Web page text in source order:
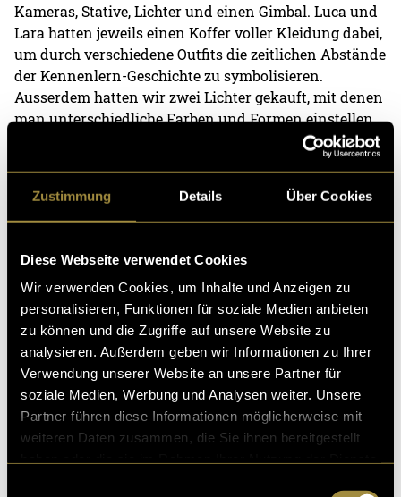
Zustimmung Details Über Cookies
Diese Webseite verwendet Cookies
Wir verwenden Cookies, um Inhalte und Anzeigen zu
personalisieren, Funktionen für soziale Medien anbieten
zu können und die Zugriffe auf unsere Website zu
analysieren. Außerdem geben wir Informationen zu Ihrer
Verwendung unserer Website an unsere Partner für
soziale Medien, Werbung und Analysen weiter. Unsere
Partner führen diese Informationen möglicherweise mit
weiteren Daten zusammen, die Sie ihnen bereitgestellt
Kameras, Stative, Lichter und einen Gimbal. Luca und
Lara hatten jeweils einen Koffer voller Kleidung dabei,
um durch verschiedene Outfits die zeitlichen Abstände
der Kennenlern-Geschichte zu symbolisieren.
Ausserdem hatten wir zwei Lichter gekauft, mit denen
man unterschiedliche Farben und Formen einstellen
konnte, sowie weitere Requisiten wie Blumen, kaputte
Blumen, die wir Wochen zuvor hatten trocknen